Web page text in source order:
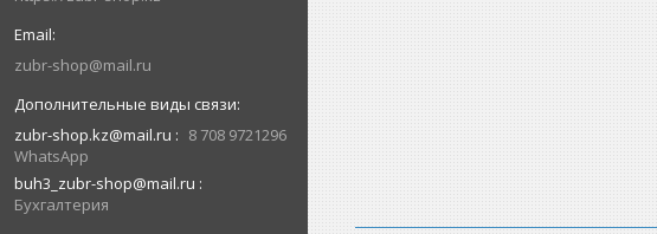
zubr-shop@mail.ru
zubr-shop.kz@mail.ru
8 708 9721296
WhatsApp
buh3_zubr-shop@mail.ru
Бухгалтерия